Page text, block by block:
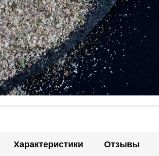
Характеристики Отзывы